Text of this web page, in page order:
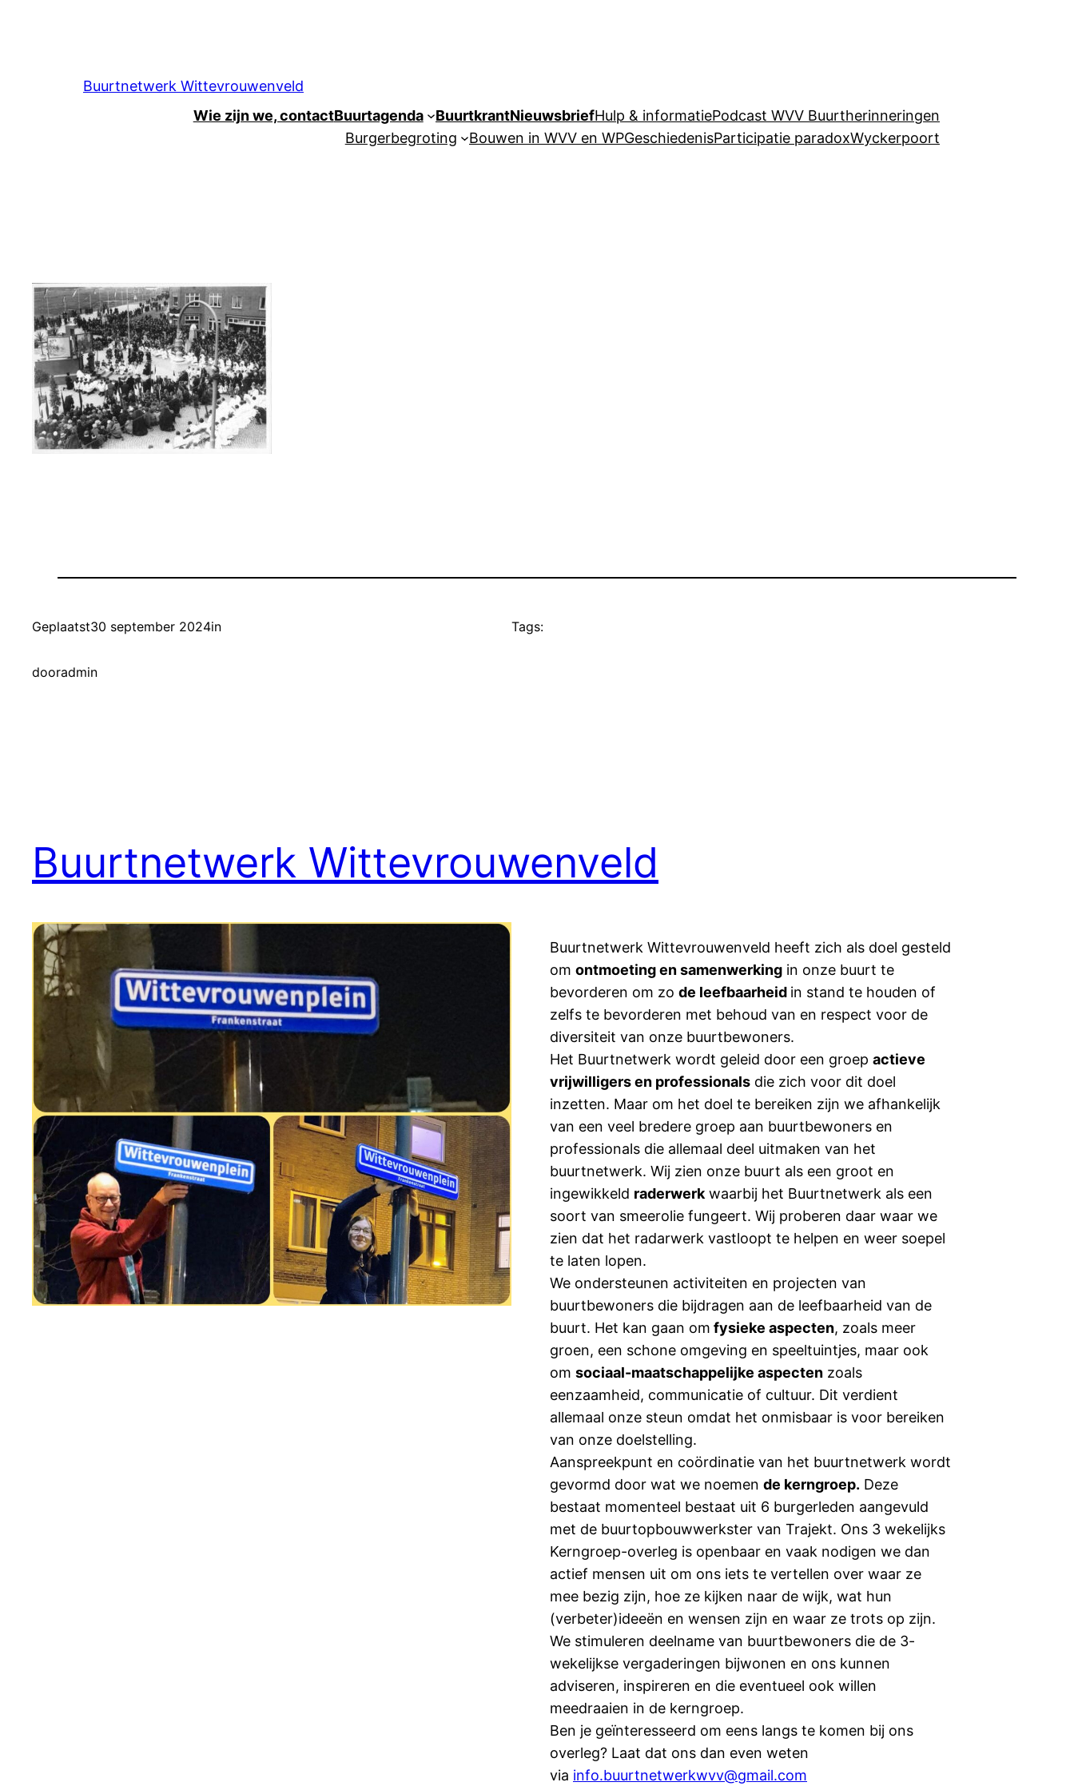
Buurtnetwerk Wittevrouwenveld
Wie zijn we, contactBuurtagenda BuurtkrantNieuwsbriefHulp & informatiePodcast WVV Buurtherinneringen
Burgerbegroting
Bouwen in WVV en WPGeschiedenisParticipatie paradoxWyckerpoort
Geplaatst30 september 2024in
dooradmin
Tags:
Buurtnetwerk Wittevrouwenveld
Buurtnetwerk Wittevrouwenveld heeft zich als doel gesteld
om ontmoeting en samenwerking in onze buurt te
bevorderen om zo de leefbaarheid in stand te houden of
zelfs te bevorderen met behoud van en respect voor de
diversiteit van onze buurtbewoners.
Het Buurtnetwerk wordt geleid door een groep actieve
vrijwilligers en professionals die zich voor dit doel
inzetten. Maar om het doel te bereiken zijn we afhankelijk
van een veel bredere groep aan buurtbewoners en
professionals die allemaal deel uitmaken van het
buurtnetwerk. Wij zien onze buurt als een groot en
ingewikkeld raderwerkwaarbij het Buurtnetwerk als een
soort van smeerolie fungeert. Wij proberen daar waar we
zien dat het radarwerk vastloopt te helpen en weer soepel
te laten lopen.
We ondersteunen activiteiten en projecten van
buurtbewoners die bijdragen aan de leefbaarheid van de
buurt. Het kan gaan om fysieke aspecten, zoals meer
groen, een schone omgeving en speeltuintjes, maar ook
om sociaal-maatschappelijke aspecten zoals
eenzaamheid, communicatie of cultuur. Dit verdient
allemaal onze steun omdat het onmisbaar is voor bereiken
van onze doelstelling.
Aanspreekpunt en coördinatie van het buurtnetwerk wordt
gevormd door wat we noemen de kerngroep. Deze
bestaat momenteel bestaat uit 6 burgerleden aangevuld
met de buurtopbouwwerkster van Trajekt. Ons 3 wekelijks
Kerngroep-overleg is openbaar en vaak nodigen we dan
actief mensen uit om ons iets te vertellen over waar ze
mee bezig zijn, hoe ze kijken naar de wijk, wat hun
(verbeter)ideeën en wensen zijn en waar ze trots op zijn.
We stimuleren deelname van buurtbewoners die de 3-
wekelijkse vergaderingen bijwonen en ons kunnen
adviseren, inspireren en die eventueel ook willen
meedraaien in de kerngroep.
Ben je geïnteresseerd om eens langs te komen bij ons
overleg? Laat dat ons dan even weten
via info.buurtnetwerkwvv@gmail.com